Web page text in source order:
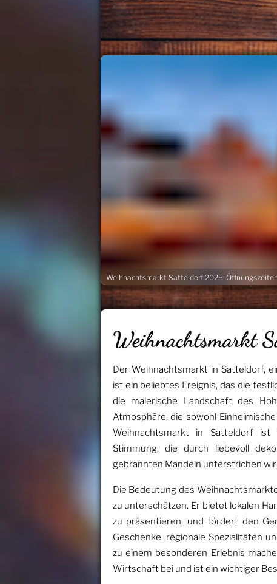
Weihnachtsmarkt Satteldorf 2025:
Weihnachtsmarkt
Der Weihnachtsmarkt in Satteldorf,
ist ein beliebtes Ereignis, das die
die malerische Landschaft des
Atmosphäre, die sowohl
Weihnachtsmarkt in Satteldorf
Stimmung, die durch liebevoll
gebrannten Mandeln unterstrichen
Die Bedeutung des
zu unterschätzen. Er bietet lokalen
zu präsentieren, und fördert den
Geschenke, regionale Spezialitäten
zu einem besonderen Erlebnis
Wirtschaft bei und ist ein wichtiger